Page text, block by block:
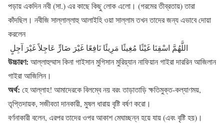
পড়ায় একদিন নবী (সা.) এর কাছে কিছু লোক এলো। (গরমের তীব্রতায়) তারা
কাঁদছিল। নবীজি সাল্লাল্লাহু আলাইহি ওয়া সাল্লাম তখন তাদের জন্য এভাবে দোয়া
করলেন
اللَّهُمَّ اسْقِنَا غَيْثًا مُغِيثًا مَرِيئًا نَافِعًا غَيْرَ ضَارٍّ عَاجِلاً غَيْرَ آجِلٍ ‏
উচ্চারণ: আল্লাহুম্মাস কিনা গাইসান মুগিসান মুরিয়্যান নাফিয়ান গাইরা দাররিন আজিলান
গাইরা আজিলিন।
অর্থ: হে আল্লাহ! আমাদেরকে বিলম্বে নয় বরং তাড়াতাড়ি ক্ষতিমুক্ত-কল্যাণময়,
তৃপ্তিদায়ক, সজীবতা দানকারী, মুষল ধারায় বৃষ্টি বর্ষণ করো।
বর্ণনাকারী বলেন, এরপর তাদের ওপর আকাশ মেঘাচ্ছন্ন হয়ে যায় (এবং বৃষ্টি হয়)।